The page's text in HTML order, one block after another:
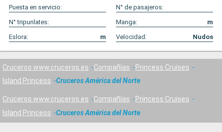
Puesta en servicio:
N° de pasajeros:
N° tripunlates:
Manga:
m
Eslora:
m Velocidad: Nudos
Cruceros www.cruceros.es Compañías
Princess Cruises
Island Princess
Cruceros América del Norte
Cruceros www.cruceros.es Compañías
Princess Cruises
Island Princess
Cruceros América del Norte